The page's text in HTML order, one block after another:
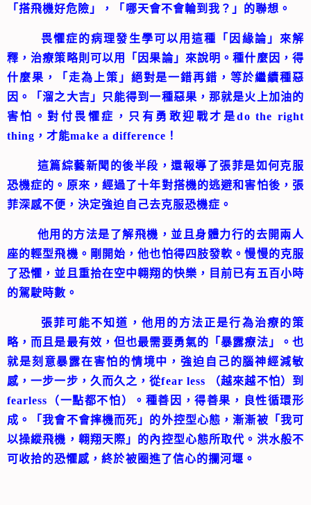
「搭飛機好危險」，「哪天會不會輪到我？」的聯想。
畏懼症的病理發生學可以用這種「因緣論」來解
釋，治療策略則可以用「因果論」來說明。種什麼因，得
什麼果，「走為上策」絕對是一錯再錯，等於繼續種惡
因。「溜之大吉」只能得到一種惡果，那就是火上加油的
害怕。對付畏懼症，只有勇敢迎戰才是do the right
thing，才能make a difference！
這篇綜藝新聞的後半段，還報導了張菲是如何克服
恐機症的。原來，經過了十年對搭機的逃避和害怕後，張
菲深感不便，決定強迫自己去克服恐機症。
他用的方法是了解飛機，並且身體力行的去開兩人
座的輕型飛機。剛開始，他也怕得四肢發軟。慢慢的克服
了恐懼，並且重拾在空中翱翔的快樂，目前已有五百小時
的駕駛時數。
張菲可能不知道，他用的方法正是行為治療的策
略，而且是最有效，但也最需要勇氣的「暴露療法」。也
就是刻意暴露在害怕的情境中，強迫自己的腦神經減敏
感，一步一步，久而久之，從fear less （越來越不怕）到
fearless（一點都不怕）。種善因，得善果，良性循環形
成。「我會不會摔機而死」的外控型心態，漸漸被「我可
以操縱飛機，翱翔天際」的內控型心態所取代。洪水般不
可收拾的恐懼感，終於被圈進了信心的攔河堰。